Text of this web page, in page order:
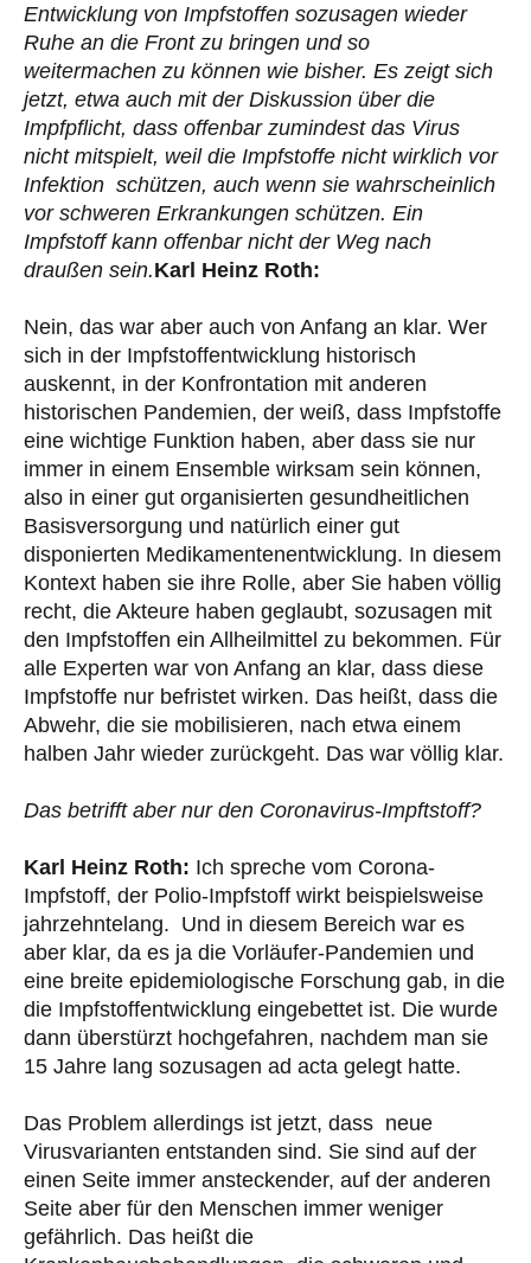
Entwicklung von Impfstoffen sozusagen wieder
Ruhe an die Front zu bringen und so
weitermachen zu können wie bisher. Es zeigt sich
jetzt, etwa auch mit der Diskussion über die
Impfpflicht, dass offenbar zumindest das Virus
nicht mitspielt, weil die Impfstoffe nicht wirklich vor
Infektion schützen, auch wenn sie wahrscheinlich
vor schweren Erkrankungen schützen. Ein
Impfstoff kann offenbar nicht der Weg nach
draußen sein.Karl Heinz Roth:
Nein, das war aber auch von Anfang an klar. Wer
sich in der Impfstoffentwicklung historisch
auskennt, in der Konfrontation mit anderen
historischen Pandemien, der weiß, dass Impfstoffe
eine wichtige Funktion haben, aber dass sie nur
immer in einem Ensemble wirksam sein können,
also in einer gut organisierten gesundheitlichen
Basisversorgung und natürlich einer gut
disponierten Medikamentenentwicklung. In diesem
Kontext haben sie ihre Rolle, aber Sie haben völlig
recht, die Akteure haben geglaubt, sozusagen mit
den Impfstoffen ein Allheilmittel zu bekommen. Für
alle Experten war von Anfang an klar, dass diese
Impfstoffe nur befristet wirken. Das heißt, dass die
Abwehr, die sie mobilisieren, nach etwa einem
halben Jahr wieder zurückgeht. Das war völlig klar.
Das betrifft aber nur den Coronavirus-Impftstoff?
Karl Heinz Roth: Ich spreche vom Corona-
Impfstoff, der Polio-Impfstoff wirkt beispielsweise
jahrzehntelang. Und in diesem Bereich war es
aber klar, da es ja die Vorläufer-Pandemien und
eine breite epidemiologische Forschung gab, in die
die Impfstoffentwicklung eingebettet ist. Die wurde
dann überstürzt hochgefahren, nachdem man sie
15 Jahre lang sozusagen ad acta gelegt hatte.
Das Problem allerdings ist jetzt, dass neue
Virusvarianten entstanden sind. Sie sind auf der
einen Seite immer ansteckender, auf der anderen
Seite aber für den Menschen immer weniger
gefährlich. Das heißt die